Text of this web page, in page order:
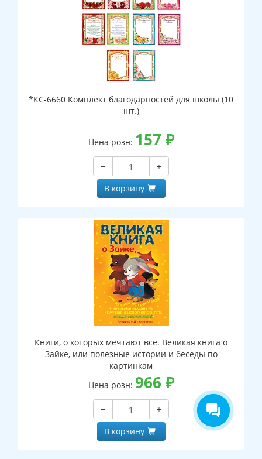
*КС-6660 Комплект благодарностей для школы (10
шт.)
Цена розн: 157 ₽
−
+
В корзину
Книги, о которых мечтают все. Великая книга о
Зайке, или полезные истории и беседы по
картинкам
Цена розн: 966 ₽
−
+
В корзину